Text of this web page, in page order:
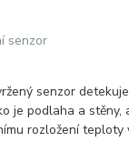
senzor
senzor
je podlaha a stěny,
rozložení teploty